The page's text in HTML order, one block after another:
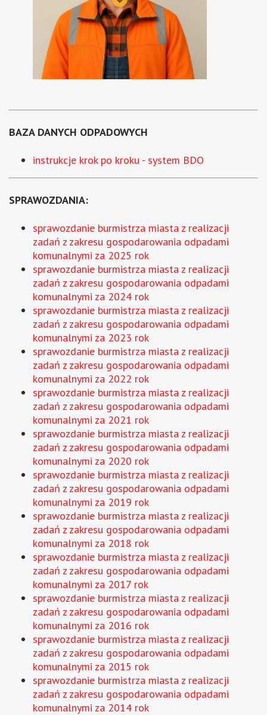
BAZA DANYCH ODPADOWYCH
instrukcje krok po kroku - system BDO
SPRAWOZDANIA:
sprawozdanie burmistrza miasta z realizacji
zadań z zakresu gospodarowania odpadami
komunalnymi za 2025 rok
sprawozdanie burmistrza miasta z realizacji
zadań z zakresu gospodarowania odpadami
komunalnymi za 2024 rok
sprawozdanie burmistrza miasta z realizacji
zadań z zakresu gospodarowania odpadami
komunalnymi za 2023 rok
sprawozdanie burmistrza miasta z realizacji
zadań z zakresu gospodarowania odpadami
komunalnymi za 2022 rok
sprawozdanie burmistrza miasta z realizacji
zadań z zakresu gospodarowania odpadami
komunalnymi za 2021 rok
sprawozdanie burmistrza miasta z realizacji
zadań z zakresu gospodarowania odpadami
komunalnymi za 2020 rok
sprawozdanie burmistrza miasta z realizacji
zadań z zakresu gospodarowania odpadami
komunalnymi za 2019 rok
sprawozdanie burmistrza miasta z realizacji
zadań z zakresu gospodarowania odpadami
komunalnymi za 2018 rok
sprawozdanie burmistrza miasta z realizacji
zadań z zakresu gospodarowania odpadami
komunalnymi za 2017 rok
sprawozdanie burmistrza miasta z realizacji
zadań z zakresu gospodarowania odpadami
komunalnymi za 2016 rok
sprawozdanie burmistrza miasta z realizacji
zadań z zakresu gospodarowania odpadami
komunalnymi za 2015 rok
sprawozdanie burmistrza miasta z realizacji
zadań z zakresu gospodarowania odpadami
komunalnymi za 2014 rok